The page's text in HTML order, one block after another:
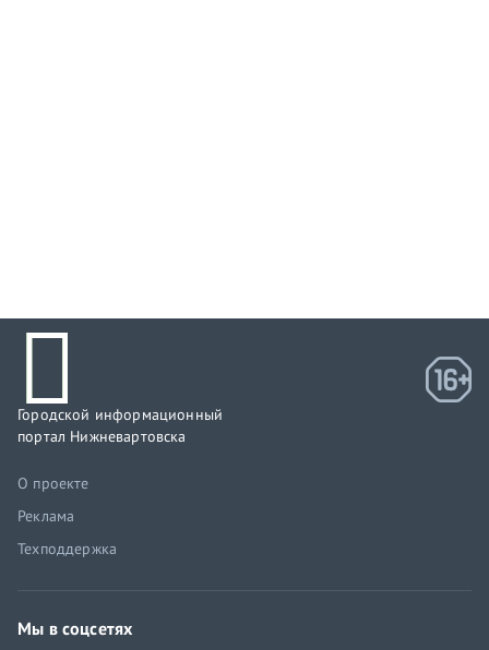
Городской информационный
портал Нижневартовска
О проекте
Реклама
Техподдержка
Мы в соцсетях